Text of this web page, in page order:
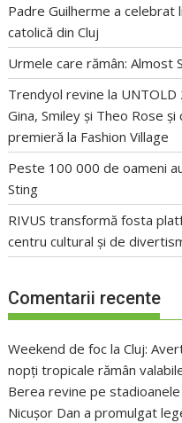
Padre Guilherme a celebrat
catolică din Cluj
Urmele care rămân: Almost
Trendyol revine la UNTOLD
Gina, Smiley și Theo Rose
premieră la Fashion Village
Peste 100 000 de oameni
Sting
RIVUS transformă fosta
centru cultural și de
Comentarii recente
Weekend de foc la Cluj:
nopți tropicale rămân
Berea revine pe
Nicușor Dan a promulgat